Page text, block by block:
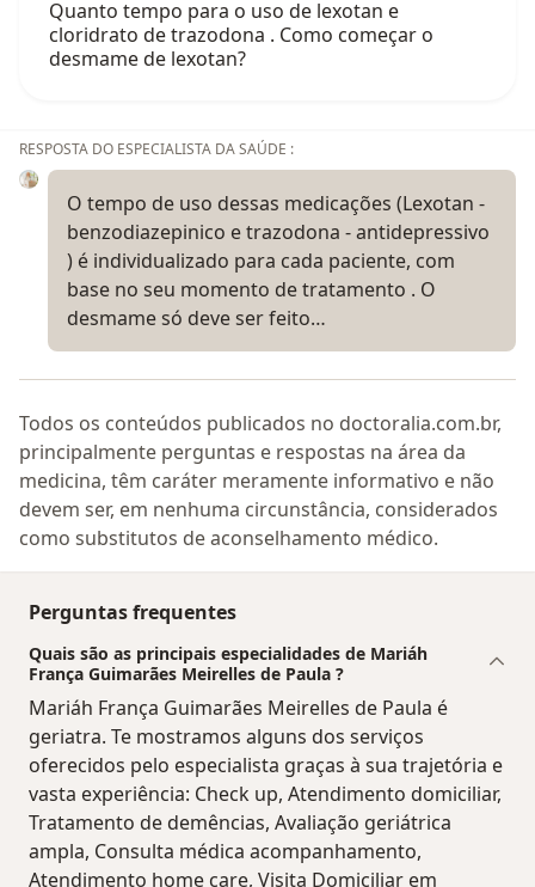
Quanto tempo para o uso de lexotan e
cloridrato de trazodona . Como começar o
desmame de lexotan?
RESPOSTA DO ESPECIALISTA DA SAÚDE :
O tempo de uso dessas medicações (Lexotan -
benzodiazepinico e trazodona - antidepressivo
) é individualizado para cada paciente, com
base no seu momento de tratamento . O
desmame só deve ser feito…
Todos os conteúdos publicados no doctoralia.com.br,
principalmente perguntas e respostas na área da
medicina, têm caráter meramente informativo e não
devem ser, em nenhuma circunstância, considerados
como substitutos de aconselhamento médico.
Perguntas frequentes
Quais são as principais especialidades de Mariáh
França Guimarães Meirelles de Paula ?
Mariáh França Guimarães Meirelles de Paula é
geriatra. Te mostramos alguns dos serviços
oferecidos pelo especialista graças à sua trajetória e
vasta experiência: Check up, Atendimento domiciliar,
Tratamento de demências, Avaliação geriátrica
ampla, Consulta médica acompanhamento,
Atendimento home care, Visita Domiciliar em